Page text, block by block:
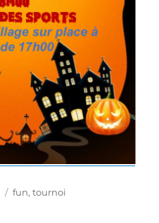
Étiquettes
fun,tournoi